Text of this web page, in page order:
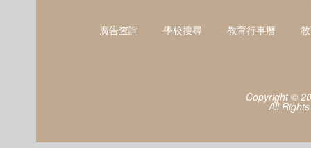
廣告查詢 學校搜尋 教育行事曆
Copyright ©
All